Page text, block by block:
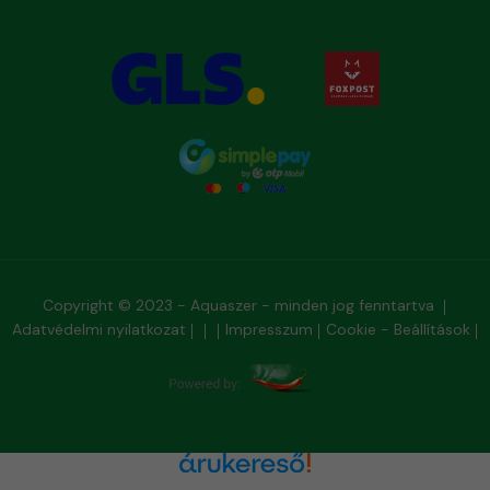
Copyright © 2023 - Aquaszer - minden jog fenntartva
Adatvédelmi nyilatkozat
Impresszum Cookie - Beállítások